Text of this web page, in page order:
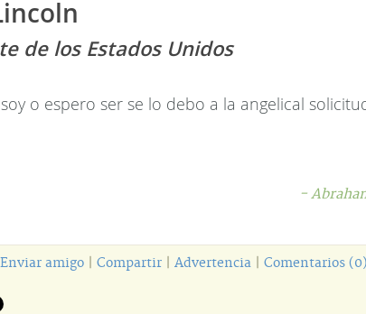
de los Estados Unidos
o espero ser se lo debo a la angelical
-
Enviar amigo Compartir Advertencia Comentarios (0)